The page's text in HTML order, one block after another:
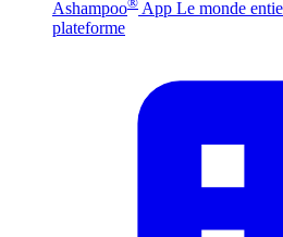
Ashampoo App Le monde
plateforme